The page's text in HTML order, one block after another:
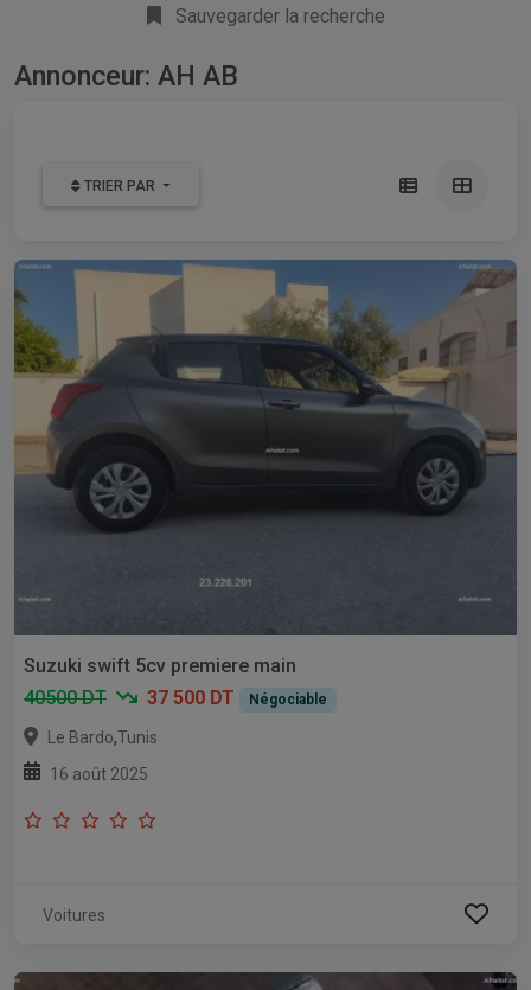
Sauvegarder la recherche
Annonceur: AH AB
TRIER PAR
Suzuki swift 5cv premiere main
40500 DT
37 500 DT Négociable
Le Bardo,Tunis
16 août 2025
Voitures